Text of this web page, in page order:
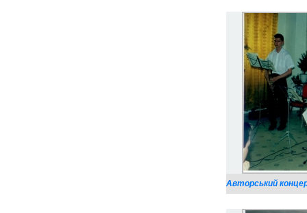
Авторський